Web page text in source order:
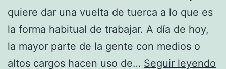
quiere dar una vuelta de tuerca a lo que es
la forma habitual de trabajar. A día de hoy,
la mayor parte de la gente con medios o
altos cargos hacen uso de… Seguir leyendo